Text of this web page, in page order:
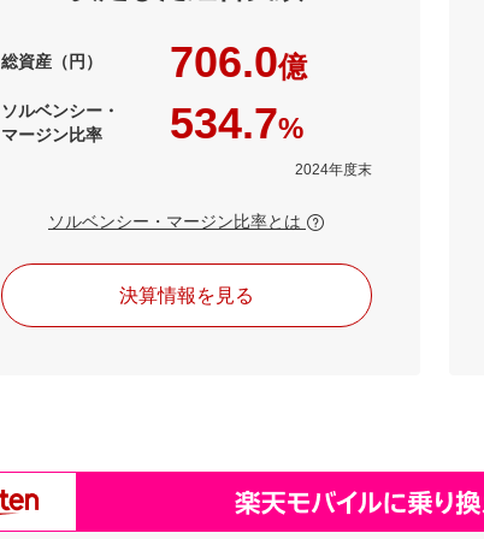
総資産（円） 706.0億
ソルベンシー・
マージン比率
534.7%
2024年度末
ソルベンシー・マージン比率とは
決算情報を見る